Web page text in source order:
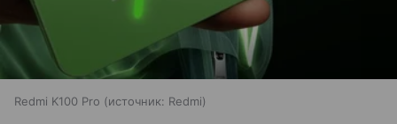
Redmi K100 Pro источник: Redmi